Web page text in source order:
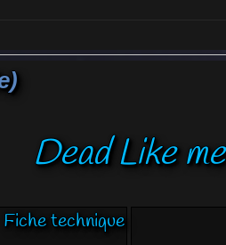
Dead Like me
Fiche technique